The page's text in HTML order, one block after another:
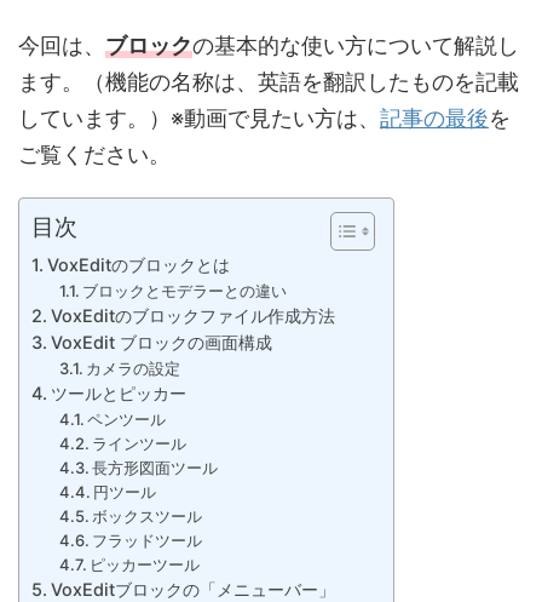
今回は、 ブロックの基本的な使い方について解説し
ます。（機能の名称は、英語を翻訳したものを記載
しています。）※動画で見たい方は、 記事の最後を
ご覧ください。
目次
VoxEditのブロックとは
ブロックとモデラーとの違い
VoxEditのブロックファイル作成方法
VoxEdit ブロックの画面構成
カメラの設定
ツールとピッカー
ペンツール
ラインツール
長方形図面ツール
円ツール
ボックスツール
フラッドツール
ピッカーツール
VoxEditブロックの「メニューバー」